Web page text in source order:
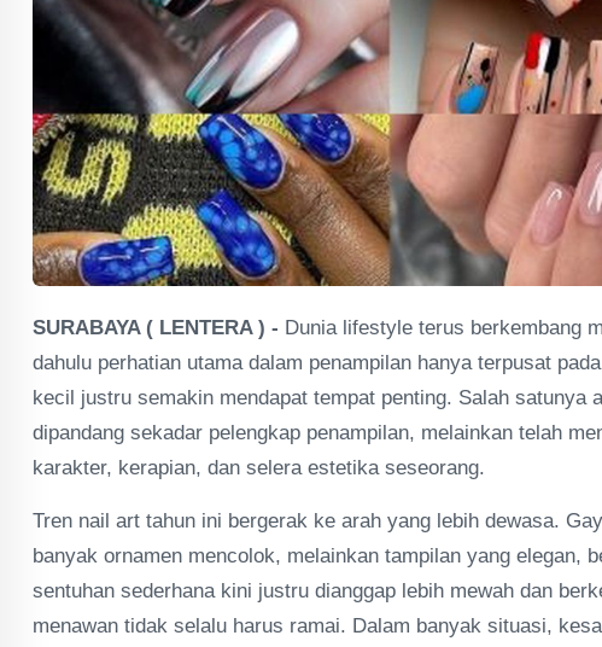
SURABAYA ( LENTERA ) - Dunia lifestyle terus berkembang
dahulu perhatian utama dalam penampilan hanya terpusat
kecil justru semakin mendapat tempat penting. Salah
dipandang sekadar pelengkap penampilan, melainkan telah
karakter, kerapian, dan selera estetika seseorang.
Tren nail art tahun ini bergerak ke arah yang lebih dewasa.
banyak ornamen mencolok, melainkan tampilan yang elegan,
sentuhan sederhana kini justru dianggap lebih mewah dan
menawan tidak selalu harus ramai. Dalam banyak situasi,